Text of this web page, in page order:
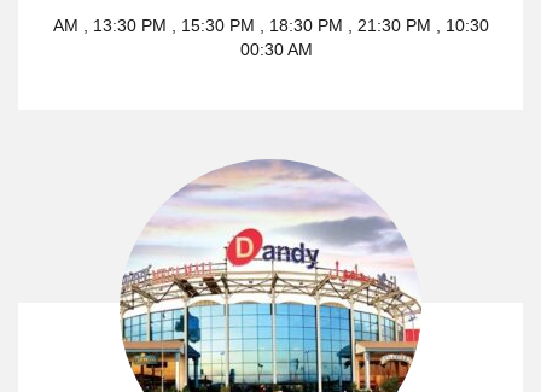
10:30 AM , 13:30 PM , 15:30 PM , 18:30 PM , 21:30 PM ,
00:30 AM